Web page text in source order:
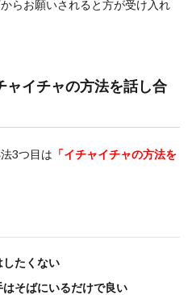
らお願いされると方が受け入れ
イチャの方法を話し合
3つ目は 「イチャイチャの方法を
したくない
そばにいるだけで良い